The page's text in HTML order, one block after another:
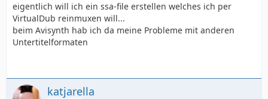
eigentlich will ich ein ssa-file erstellen welches ich per
VirtualDub reinmuxen will...
beim Avisynth hab ich da meine Probleme mit anderen
Untertitelformaten
katjarella